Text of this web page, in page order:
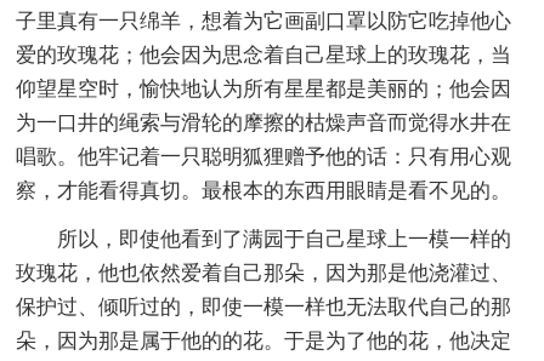
子里真有一只绵羊，想着为它画副口罩以防它吃掉他心
爱的玫瑰花；他会因为思念着自己星球上的玫瑰花，当
仰望星空时，愉快地认为所有星星都是美丽的；他会因
为一口井的绳索与滑轮的摩擦的枯燥声音而觉得水井在
唱歌。他牢记着一只聪明狐狸赠予他的话：只有用心观
察，才能看得真切。最根本的东西用眼睛是看不见的。
所以，即使他看到了满园于自己星球上一模一样的
玫瑰花，他也依然爱着自己那朵，因为那是他浇灌过、
保护过、倾听过的，即使一模一样也无法取代自己的那
朵，因为那是属于他的的花。于是为了他的花，他决定